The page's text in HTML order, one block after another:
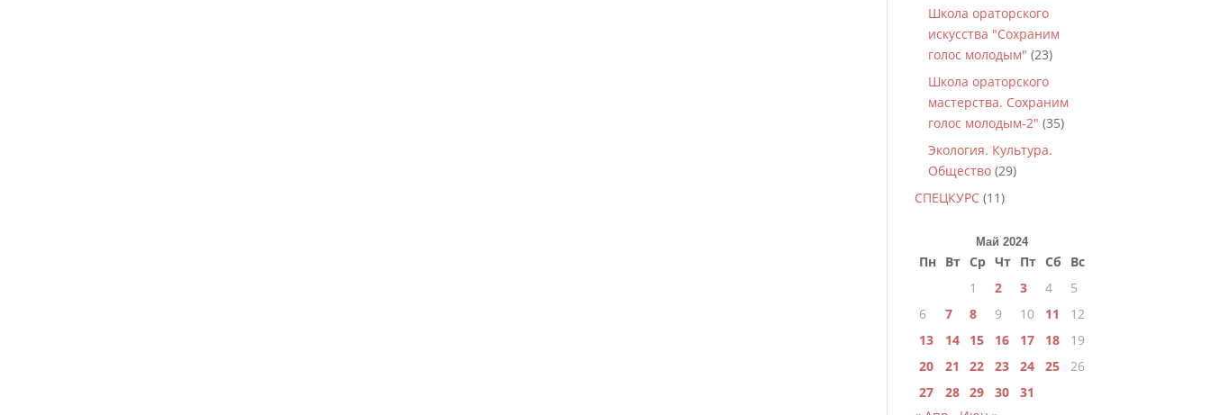
Школа ораторского
искусства "Сохраним
голос молодым" (23)
Школа ораторского
мастерства. Сохраним
голос молодым-2" (35)
Экология. Культура.
Общество (29)
СПЕЦКУРС (11)
Май 2024
Пн Вт Ср Чт Пт Сб
Вс
1
2 3 4
5
6
7 8 9 10 11
12
13
14 15 16 17 18
19
20
21 22 23 24 25
26
27
28 29 30
31